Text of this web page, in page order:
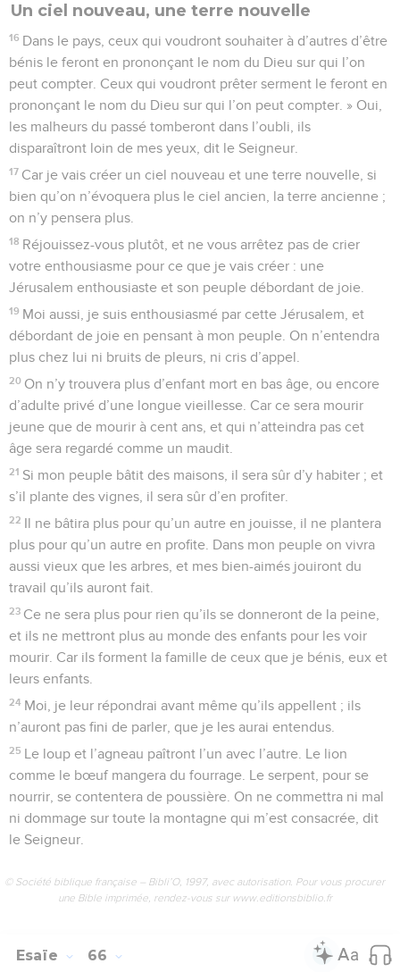
Un ciel nouveau, une terre nouvelle
16 Dans le pays, ceux qui voudront souhaiter à d’autres d’être
bénis le feront en prononçant le nom du Dieu sur qui l’on
peut compter. Ceux qui voudront prêter serment le feront en
prononçant le nom du Dieu sur qui l’on peut compter. » Oui,
les malheurs du passé tomberont dans l’oubli, ils
disparaîtront loin de mes yeux, dit le Seigneur.
17 Car je vais créer un ciel nouveau et une terre nouvelle, si
bien qu’on n’évoquera plus le ciel ancien, la terre ancienne ;
on n’y pensera plus.
18 Réjouissez-vous plutôt, et ne vous arrêtez pas de crier
votre enthousiasme pour ce que je vais créer : une
Jérusalem enthousiaste et son peuple débordant de joie.
19 Moi aussi, je suis enthousiasmé par cette Jérusalem, et
débordant de joie en pensant à mon peuple. On n’entendra
plus chez lui ni bruits de pleurs, ni cris d’appel.
20 On n’y trouvera plus d’enfant mort en bas âge, ou encore
d’adulte privé d’une longue vieillesse. Car ce sera mourir
jeune que de mourir à cent ans, et qui n’atteindra pas cet
âge sera regardé comme un maudit.
21 Si mon peuple bâtit des maisons, il sera sûr d’y habiter ; et
s’il plante des vignes, il sera sûr d’en profiter.
22 Il ne bâtira plus pour qu’un autre en jouisse, il ne plantera
plus pour qu’un autre en profite. Dans mon peuple on vivra
aussi vieux que les arbres, et mes bien-aimés jouiront du
travail qu’ils auront fait.
23 Ce ne sera plus pour rien qu’ils se donneront de la peine,
et ils ne mettront plus au monde des enfants pour les voir
mourir. Car ils forment la famille de ceux que je bénis, eux et
leurs enfants.
24 Moi, je leur répondrai avant même qu’ils appellent ; ils
n’auront pas fini de parler, que je les aurai entendus.
25 Le loup et l’agneau paîtront l’un avec l’autre. Le lion
comme le bœuf mangera du fourrage. Le serpent, pour se
nourrir, se contentera de poussière. On ne commettra ni mal
ni dommage sur toute la montagne qui m’est consacrée, dit
le Seigneur.
© Société biblique française – Bibli’O, 1997, avec autorisation. Pour vous procurer
une Bible imprimée, rendez-vous sur www.editionsbiblio.fr
Esaïe 66